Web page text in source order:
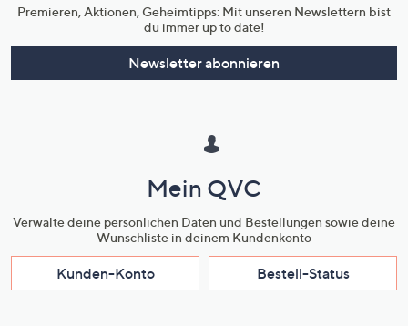
Premieren, Aktionen, Geheimtipps: Mit unseren Newslettern bist
du immer up to date!
Newsletter abonnieren
Mein QVC
Verwalte deine persönlichen Daten und Bestellungen sowie deine
Wunschliste in deinem Kundenkonto
Kunden-Konto Bestell-Status